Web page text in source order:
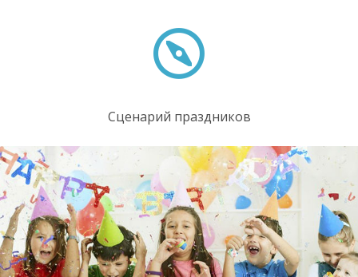
Сценарий праздников